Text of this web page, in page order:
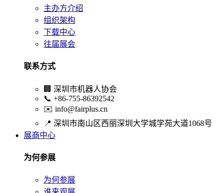
主办方介绍
组织架构
下载中心
往届展会
联系方式
🏢 深圳市机器人协会
📞 +86-755-86392542
✉️ info@fairplus.cn
📍 深圳市南山区西丽深圳大学城学苑大道1068号
展商中心
为何参展
为何参展